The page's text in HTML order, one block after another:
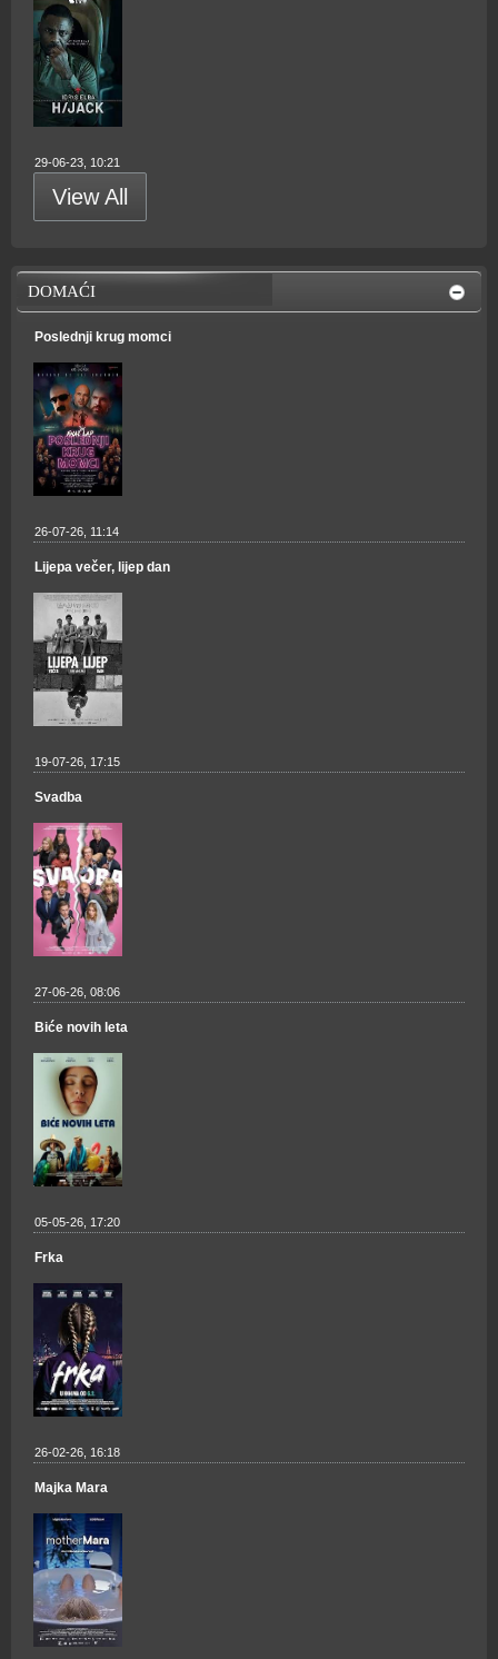
29-06-23, 10:21
View All
DOMAĆI
Poslednji krug momci
26-07-26, 11:14
Lijepa večer, lijep dan
19-07-26, 17:15
Svadba
27-06-26, 08:06
Biće novih leta
05-05-26, 17:20
Frka
26-02-26, 16:18
Majka Mara